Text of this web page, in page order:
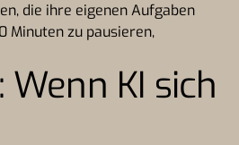
die ihre eigenen Aufgaben
Minuten zu pausieren,
KI sich